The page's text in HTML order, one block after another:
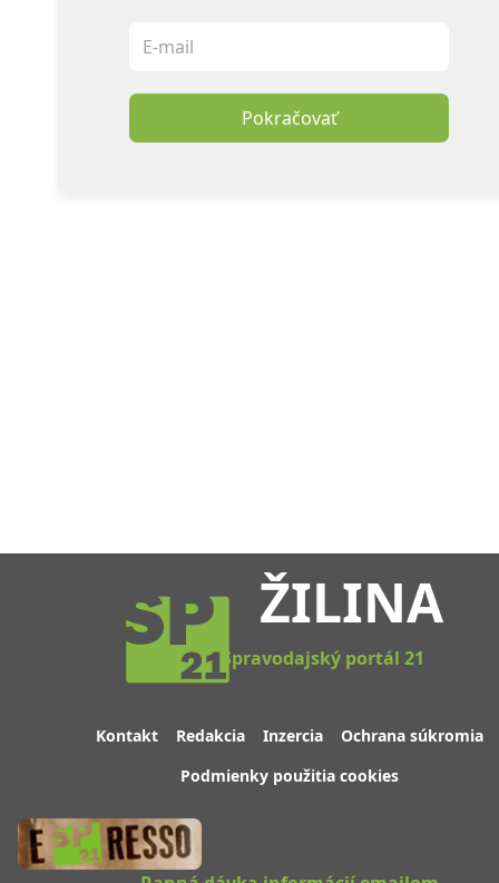
Pokračovať
ŽILINA
Spravodajský portál 21
Kontakt Redakcia Inzercia
Ochrana súkromia
Podmienky použitia cookies